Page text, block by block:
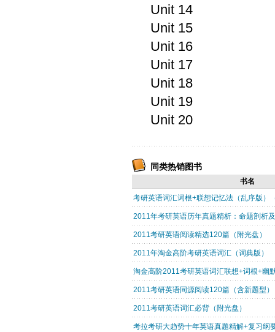
Unit 14
Unit 15
Unit 16
Unit 17
Unit 18
Unit 19
Unit 20
同类热销图书
书名
考研英语词汇词根+联想记忆法（乱序版
2011年考研英语历年真题精析：命题剖析
2011考研英语阅读精选120篇（附光盘）
2011年淘金高阶考研英语词汇（词典版）
淘金高阶2011考研英语词汇联想+词根+幽
2011考研英语同源阅读120篇（含新题型
2011考研英语词汇必背（附光盘）
考拉考研大趋势十年英语真题精解+复习纲